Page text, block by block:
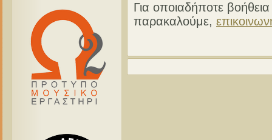
Για οποιαδήποτε
παρακαλούμε,